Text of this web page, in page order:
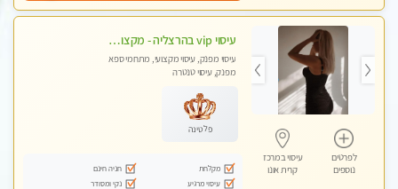
לפרטים
נוספים
עיסוי במרכז
קרית אונו
עיסוי vip בהרצליה - מקצועי ומפנק ומיוחד highly recommended..new in the city
עיסוי מפנק, עיסוי מקצועי, מתחמי ספא
מפנק, עיסוי טנטרה
פלטינה
מקלחת
חניה חינם
עיסוי מרגיע
נקי ומסודר